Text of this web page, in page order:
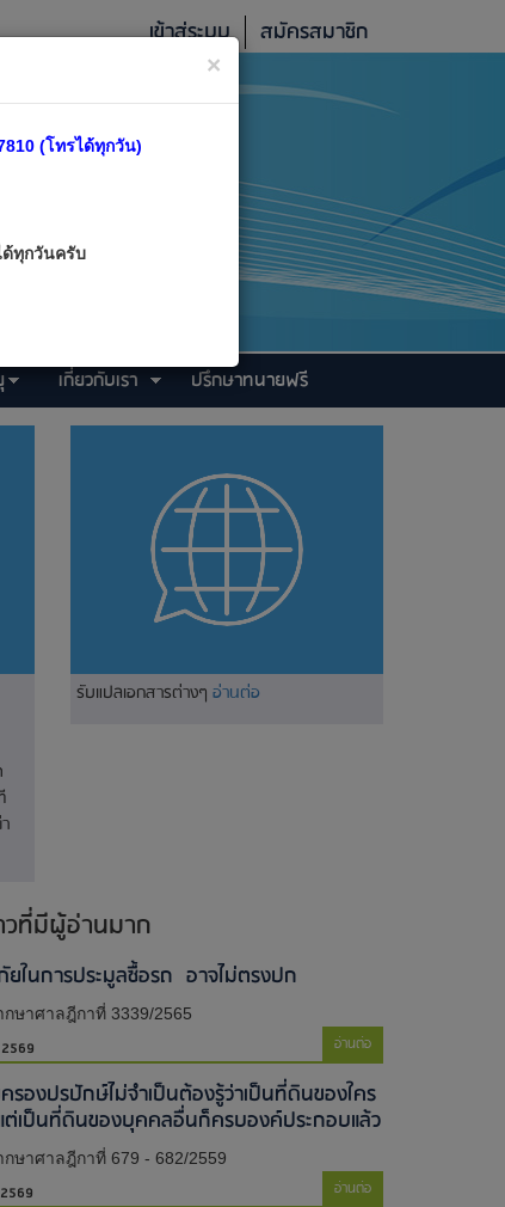
เข้าสู่ระบบ สมัครสมาชิก
เกี่ยวกับเรา ปรึกษาทนายฟรี
รับแปลเอกสารต่างๆ อ่านต่อ
วที่มีผู้อ่านมาก
ยในการประมูลซื้อรถ อาจไม่ตรงปก
กษาศาลฎีกาที่ 3339/2565
อ่านต่อ
รองปรปักษ์ไม่จำเป็นต้องรู้ว่าเป็นที่ดินของใคร
ต่เป็นที่ดินของบุคคลอื่นก็ครบองค์ประกอบแล้ว
ษาศาลฎีกาที่ 679 - 682/2559
อ่านต่อ
×
(โทรได้ทุกวัน)
ทุกวันครับ